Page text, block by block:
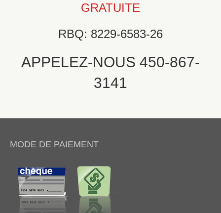
GRATUITE
RBQ: 8229-6583-26
APPELEZ-NOUS 450-867-
3141
MODE DE PAIEMENT